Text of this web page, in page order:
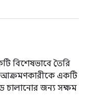
বিশেষভাবে তৈরি
আক্রমণকারীকে একটি
কোড চালানোর জন্য সক্ষম